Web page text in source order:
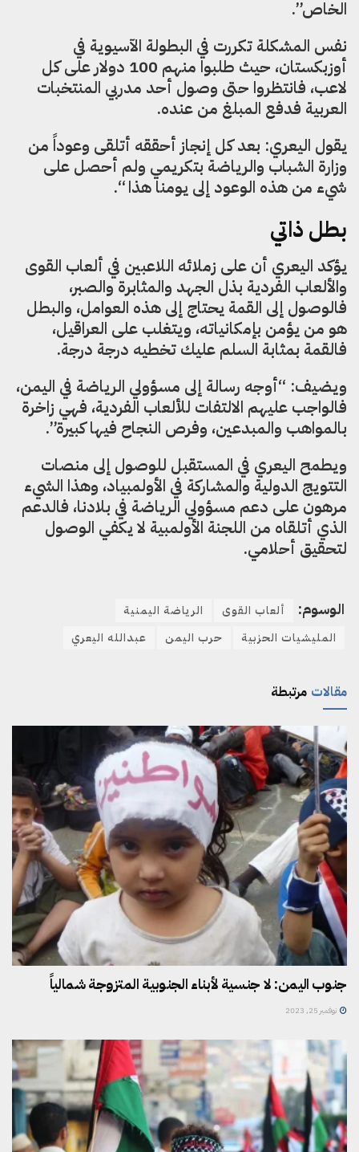
الخاص”.
نفس المشكلة تكررت في البطولة الآسيوية في
أوزبكستان، حيث طلبوا منهم 100 دولار على كل
لاعب، فانتظروا حتى وصول أحد مدربي المنتخبات
العربية فدفع المبلغ من عنده.
يقول اليعري: بعد كل إنجاز أحققه أتلقى وعوداً من
وزارة الشباب والرياضة بتكريمي ولم أحصل على
شيء من هذه الوعود إلى يومنا هذا “.
بطل ذاتي
يؤكد اليعري أن على زملائه اللاعبين في ألعاب القوى
والألعاب الفردية بذل الجهد والمثابرة والصبر،
فالوصول إلى القمة يحتاج إلى هذه العوامل، والبطل
هو من يؤمن بإمكانياته، ويتغلب على العراقيل،
فالقمة بمثابة السلم عليك تخطيه درجة درجة.
ويضيف: “أوجه رسالة إلى مسؤولي الرياضة في اليمن،
فالواجب عليهم الالتفات للألعاب الفردية، فهي زاخرة
بالمواهب والمبدعين، وفرص النجاح فيها كبيرة”.
ويطمح اليعري في المستقبل للوصول إلى منصات
التتويج الدولية والمشاركة في الأولمبياد، وهذا الشيء
مرهون على دعم مسؤولي الرياضة في بلادنا، فالدعم
الذي أتلقاه من اللجنة الأولمبية لا يكفي الوصول
لتحقيق أحلامي.
الوسوم: ألعاب القوى
الرياضة اليمنية
المليشيات الحزبية
حرب اليمن عبدالله اليعري
مرتبطة مقالات
جنوب اليمن: لا جنسية لأبناء الجنوبية المتزوجة شمالياً
نوفمبر 25, 2023